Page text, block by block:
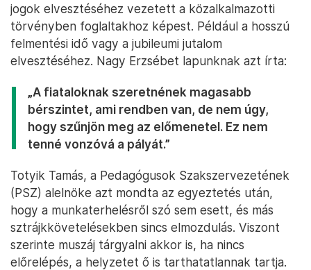
jogok elvesztéséhez vezetett a közalkalmazotti
törvényben foglaltakhoz képest. Például a hosszú
felmentési idő vagy a jubileumi jutalom
elvesztéséhez. Nagy Erzsébet lapunknak azt írta:
„A fiataloknak szeretnének magasabb
bérszintet, ami rendben van, de nem úgy,
hogy szűnjön meg az előmenetel. Ez nem
tenné vonzóvá a pályát.”
Totyik Tamás, a Pedagógusok Szakszervezetének
(PSZ) alelnöke azt mondta az egyeztetés után,
hogy a munkaterhelésről szó sem esett, és más
sztrájkkövetelésekben sincs elmozdulás. Viszont
szerinte muszáj tárgyalni akkor is, ha nincs
előrelépés, a helyzetet ő is tarthatatlannak tartja.